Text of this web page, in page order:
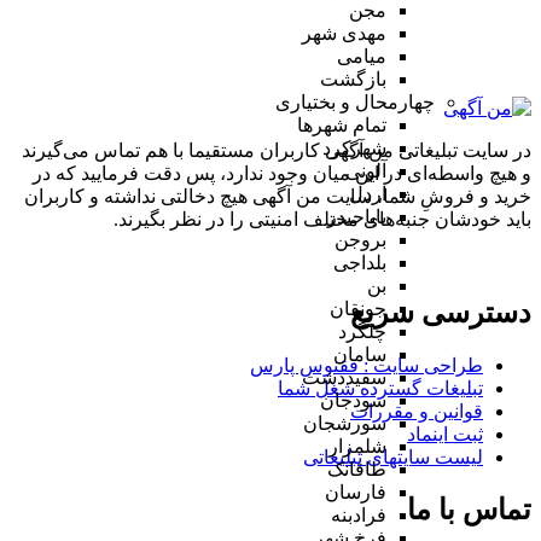
مجن
مهدی شهر
میامی
بازگشت
چهارمحال و بختیاری
تمام شهر‌ها
شهرکرد
آلونی
اردل
باباحیدر
بروجن
بلداجی
بن
جونقان
چلگرد
سامان
سفیددشت
سودجان
سورشجان
شلمزار
طاقانک
فارسان
فرادبنه
در سایت تبلیغاتی من آگهی کاربران مستقیما با هم تماس می‌گیرند
و هیچ واسطه‌ای در این میان وجود ندارد، پس دقت فرمایید که در
خرید و فروشِ شما، سایت من آگهی هیچ دخالتی نداشته و کاربران
باید خودشان جنبه‌های مختلف امنیتی را در نظر بگیرند.
دسترسی سریع
طراحی سایت :‌ ققنوس پارس
تبلیغات گسترده شغل شما
قوانین و مقررات
ثبت اینماد
لیست سایتهای تبلیغاتی
تماس با ما